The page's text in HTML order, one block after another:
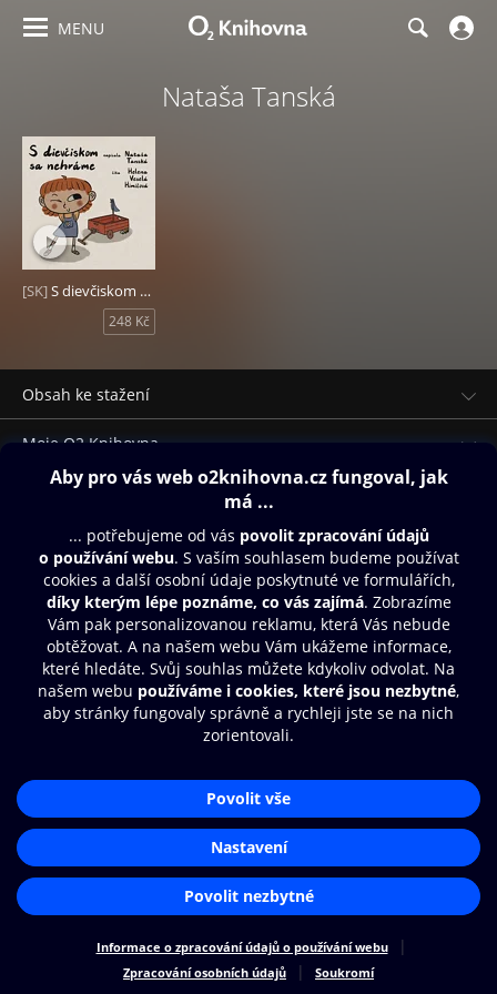
MENU
Nataša Tanská
[SK]S dievčiskom sa nehráme
248 Kč
Obsah ke stažení
Moje O2 Knihovna
Další zábava
© O2 Czech Republic a.s.
Nákupní řád
Přístupnost
Zásady zpracování osobních údajů
Cookies
Aplikace O2 Knihovna
Čti a poslouchej své e-knihy a
audioknihy rychleji a pohodlněji.